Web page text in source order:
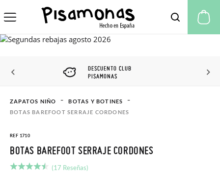
DESCUENTO CLUB
PISAMONAS
ZAPATOS NIÑO
BOTAS Y BOTINES
BOTAS BAREFOOT SERRAJE CORDONES
REF 1710
BOTAS BAREFOOT SERRAJE CORDONES
(17 Reseñas)